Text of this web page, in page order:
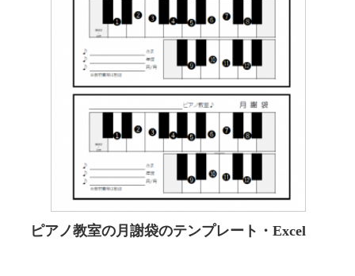
ピアノ教室の月謝袋のテンプレート・Excel